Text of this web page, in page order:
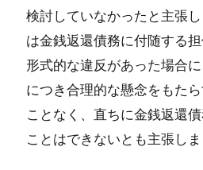
検討していなかったと主張
は金銭返還債務に付随する
形式的な違反があった場合
につき合理的な懸念をもた
ことなく、直ちに金銭返還
ことはできないとも主張しま